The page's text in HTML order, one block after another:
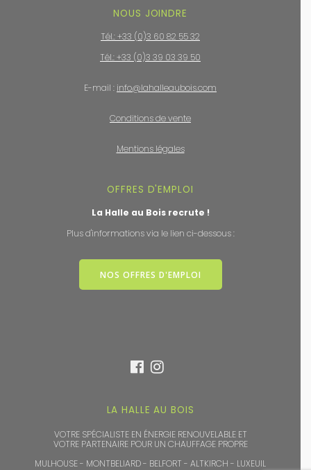
LA HALLE AU BOIS
VOTRE SPÉCIALISTE EN ÉNERGIE RENOUVELABLE ET
VOTRE PARTENAIRE POUR UN CHAUFFAGE PROPRE
MULHOUSE - MONTBELIARD - BELFORT - ALTKIRCH - LUXEUIL
NOUS JOINDRE
Tél.: +33 (0)3 60 82 55 32
Tél.: +33 (0)3 39 03 39 50
E-mail : info@lahalleaubois.com
Conditions de vente
Mentions légales
OFFRES D'EMPLOI
La Halle au Bois recrute !
Plus d'informations via le lien ci-dessous :
NOS OFFRES D'EMPLOI